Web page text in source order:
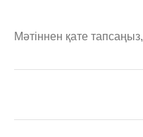
Мәтіннен қате тапсаңыз,